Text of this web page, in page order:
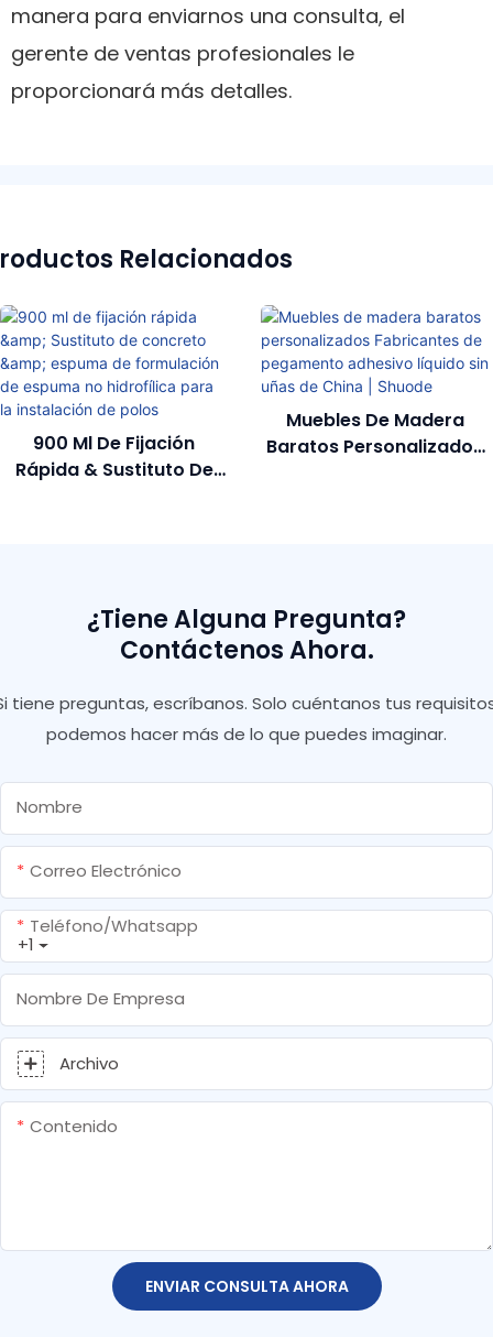
manera para enviarnos una consulta, el
gerente de ventas profesionales le
proporcionará más detalles.
Relacionados
900 Ml De Fijación
Rápida & Sustituto De
Muebles De Madera
Baratos Personalizados
¿Tiene Alguna Pregunta?
Contáctenos Ahora.
tiene preguntas, escríbanos. Solo cuéntanos tus
podemos hacer más de lo que puedes imaginar.
Nombre
Correo Electrónico
+1
Teléfono/whatsapp
Nombre De Empresa
Archivo
Contenido
ENVIAR CONSULTA AHORA